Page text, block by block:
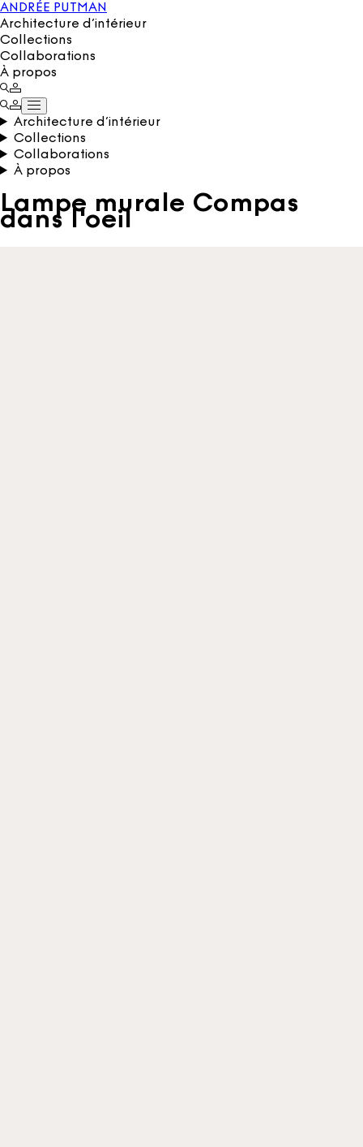
ANDRÉE PUTMAN
Architecture d’intérieur
Collections
Collaborations
À propos
Architecture d’intérieur
Collections
Collaborations
À propos
Lampe murale Compas
dans l'oeil